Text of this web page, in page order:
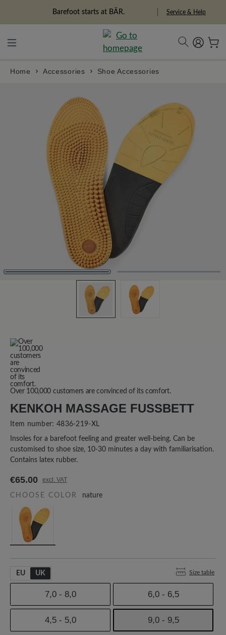
Barefoot starts at BÄR. Service & Help
Home Accessories Shoe Accessories
Over 100,000 customers are convinced of its comfort.
KENKOH MASSAGE FUSSBETT
Item number: 4836-219-XL
Insoles for a barefoot feeling and greater well-being. Can be
customised to shoe size, 10-30 minutes a day with familiarisation.
Contains latex rubber.
€65.00 excl. VAT
CHOOSE COLOR nature
EU UK Size table
7,0 - 8,0 6,0 - 6,5
4,5 - 5,0 9,0 - 9,5